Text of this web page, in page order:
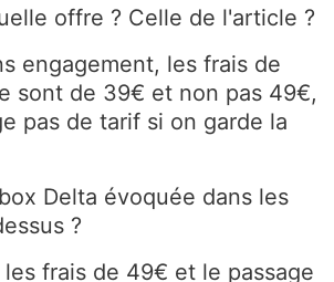
offre ? Celle de l'article ?
engagement, les frais de
sont de 39€ et non pas 49€,
pas de tarif si on garde la
Delta évoquée dans les
?
frais de 49€ et le passage